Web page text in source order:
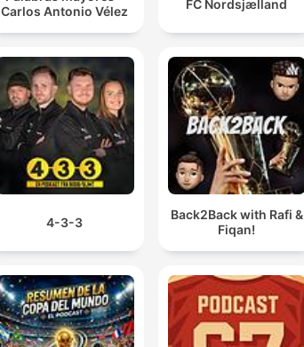
Carlos Antonio Vélez
FC Nordsjælland
4-3-3
Back2Back with Rafi &
Fiqan!